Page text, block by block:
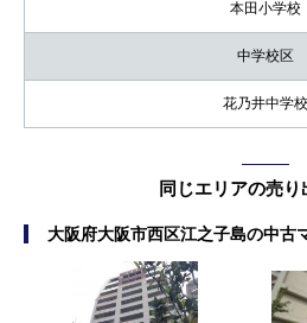
本田小学校
中学校区
花乃井中学校
同じエリアの売り
大阪府大阪市西区江之子島の中古